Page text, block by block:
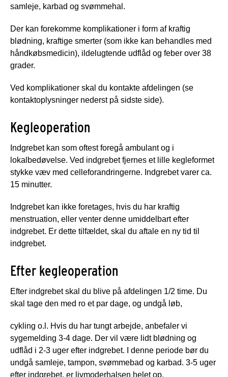
samleje, karbad og svømmehal.
Der kan forekomme komplikationer i form af kraftig
blødning, kraftige smerter (som ikke kan behandles med
håndkøbsmedicin), ildelugtende udflåd og feber over 38
grader.
Ved komplikationer skal du kontakte afdelingen (se
kontaktoplysninger nederst på sidste side).
Kegleoperation
Indgrebet kan som oftest foregå ambulant og i
lokalbedøvelse. Ved indgrebet fjernes et lille kegleformet
stykke væv med celleforandringerne. Indgrebet varer ca.
15 minutter.
Indgrebet kan ikke foretages, hvis du har kraftig
menstruation, eller venter denne umiddelbart efter
indgrebet. Er dette tilfældet, skal du aftale en ny tid til
indgrebet.
Efter kegleoperation
Efter indgrebet skal du blive på afdelingen 1/2 time. Du
skal tage den med ro et par dage, og undgå løb,
cykling o.l. Hvis du har tungt arbejde, anbefaler vi
sygemelding 3-4 dage. Der vil være lidt blødning og
udflåd i 2-3 uger efter indgrebet. I denne periode bør du
undgå samleje, tampon, svømmebad og karbad. 3-5 uger
efter indgrebet, er livmoderhalsen helet op.